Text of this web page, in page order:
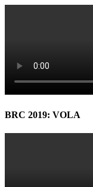
BRC 2019: VOLA